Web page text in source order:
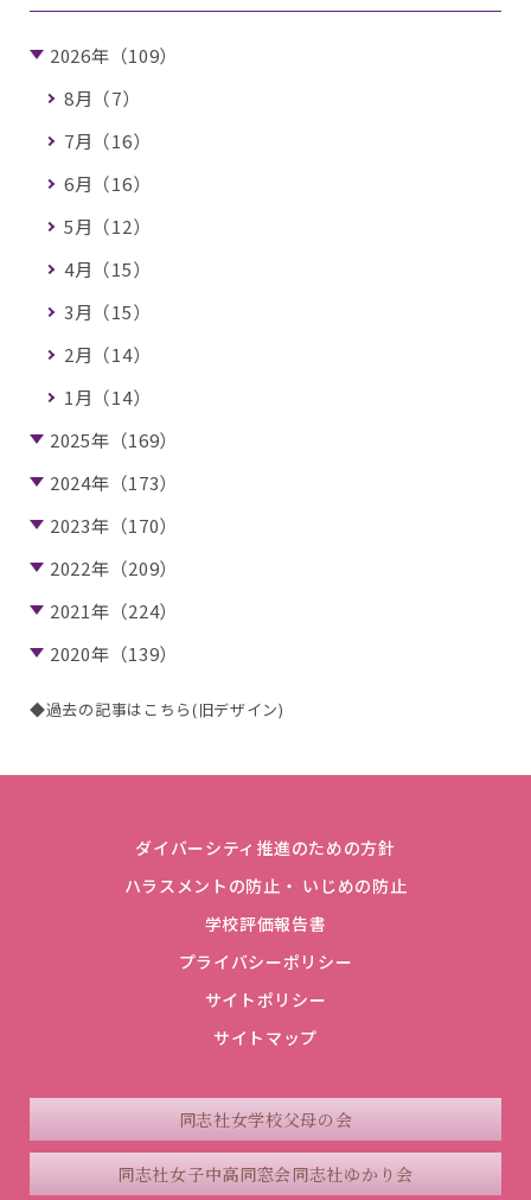
2026年（109）
8月（7）
7月（16）
6月（16）
5月（12）
4月（15）
3月（15）
2月（14）
1月（14）
2025年（169）
2024年（173）
2023年（170）
2022年（209）
2021年（224）
2020年（139）
◆過去の記事はこちら(旧デザイン)
ダイバーシティ推進のための方針
ハラスメントの防止・ いじめの防止
学校評価報告書
プライバシーポリシー
サイトポリシー
サイトマップ
同志社女学校父母の会
同志社女子中高同窓会同志社ゆかり会